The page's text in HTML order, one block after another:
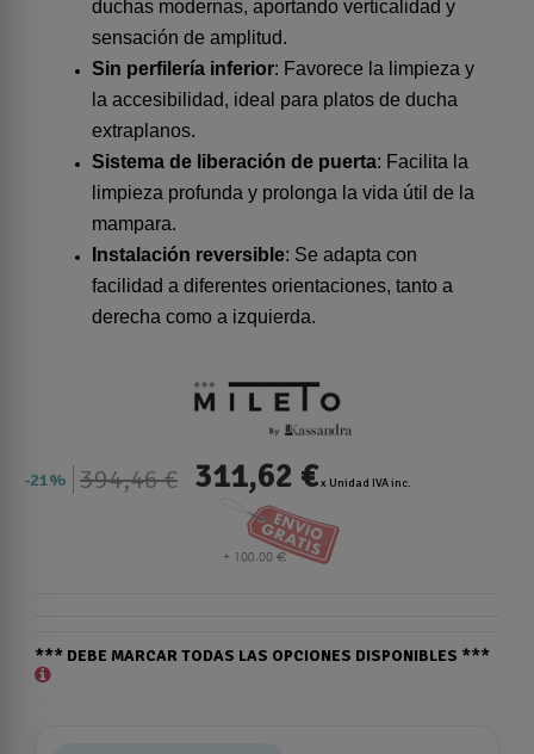
duchas modernas, aportando verticalidad y
sensación de amplitud.
Sin perfilería inferior: Favorece la limpieza y
la accesibilidad, ideal para platos de ducha
extraplanos.
Sistema de liberación de puerta: Facilita la
limpieza profunda y prolonga la vida útil de la
mampara.
Instalación reversible: Se adapta con
facilidad a diferentes orientaciones, tanto a
derecha como a izquierda.
21% 394,46 € 311,62 €x Unidad IVA inc.
*** DEBE MARCAR TODAS LAS OPCIONES DISPONIBLES ***